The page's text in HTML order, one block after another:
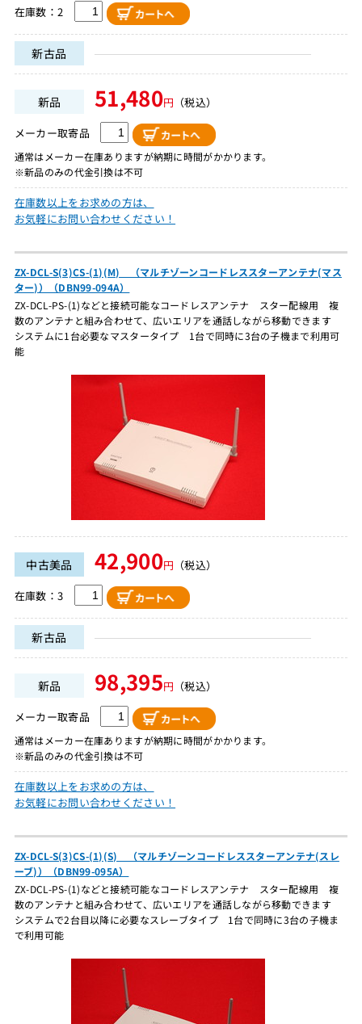
在庫数：2
新古品
新品 51,480円 （税込）
メーカー取寄品
通常はメーカー在庫ありますが納期に時間がかかります。
※新品のみの代金引換は不可
在庫数以上をお求めの方は、
お気軽にお問い合わせください！
ZX-DCL-S(3)CS-(1)(M) （マルチゾーンコードレススターアンテナ(マス
ター)）（DBN99-094A）
ZX-DCL-PS-(1)などと接続可能なコードレスアンテナ スター配線用 複
数のアンテナと組み合わせて、広いエリアを通話しながら移動できます
システムに1台必要なマスタータイプ 1台で同時に3台の子機まで利用可
能
中古美品 42,900円 （税込）
在庫数：3
新古品
新品 98,395円 （税込）
メーカー取寄品
通常はメーカー在庫ありますが納期に時間がかかります。
※新品のみの代金引換は不可
在庫数以上をお求めの方は、
お気軽にお問い合わせください！
ZX-DCL-S(3)CS-(1)(S) （マルチゾーンコードレススターアンテナ(スレ
ーブ)）（DBN99-095A）
ZX-DCL-PS-(1)などと接続可能なコードレスアンテナ スター配線用 複
数のアンテナと組み合わせて、広いエリアを通話しながら移動できます
システムで2台目以降に必要なスレーブタイプ 1台で同時に3台の子機ま
で利用可能